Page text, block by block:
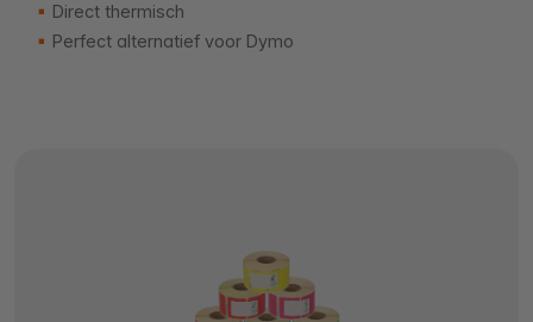
Direct thermisch
Perfect alternatief voor Dymo